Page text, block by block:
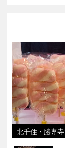
北千住・勝専